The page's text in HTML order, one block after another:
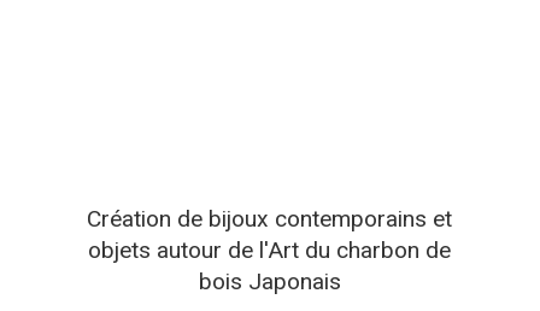
Création de bijoux contemporains et
objets autour de l'Art du charbon de
bois Japonais